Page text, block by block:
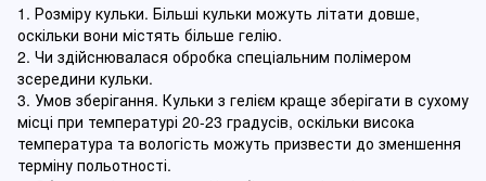
1. Розміру кульки. Більші кульки можуть літати довше,
оскільки вони містять більше гелію.
2. Чи здійснювалася обробка спеціальним полімером
зсередини кульки.
3. Умов зберігання. Кульки з гелієм краще зберігати в сухому
місці при температурі 20-23 градусів, оскільки висока
температура та вологість можуть призвести до зменшення
терміну польотності.